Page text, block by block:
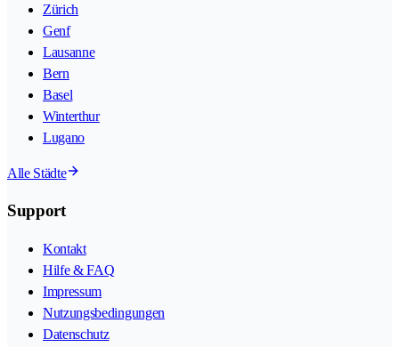
Zürich
Genf
Lausanne
Bern
Basel
Winterthur
Lugano
Alle Städte
Support
Kontakt
Hilfe & FAQ
Impressum
Nutzungsbedingungen
Datenschutz